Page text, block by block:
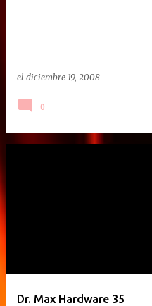
el diciembre 19, 2008
0
Dr. Max Hardware 35